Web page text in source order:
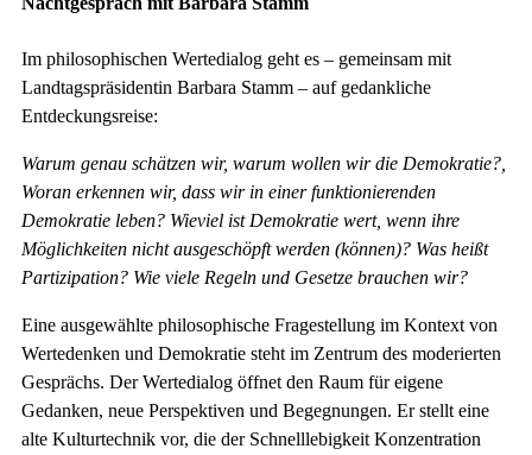
Im philosophischen Wertedialog geht es – gemeinsam mit
Landtagspräsidentin Barbara Stamm – auf gedankliche
Entdeckungsreise:
Warum genau schätzen wir, warum wollen wir die Demokratie?,
Woran erkennen wir, dass wir in einer funktionierenden
Demokratie leben? Wieviel ist Demokratie wert, wenn ihre
Möglichkeiten nicht ausgeschöpft werden (können)? Was heißt
Partizipation? Wie viele Regeln und Gesetze brauchen wir?
Eine ausgewählte philosophische Fragestellung im Kontext von
Wertedenken und Demokratie steht im Zentrum des moderierten
Gesprächs. Der Wertedialog öffnet den Raum für eigene
Gedanken, neue Perspektiven und Begegnungen. Er stellt eine
alte Kulturtechnik vor, die der Schnelllebigkeit Konzentration